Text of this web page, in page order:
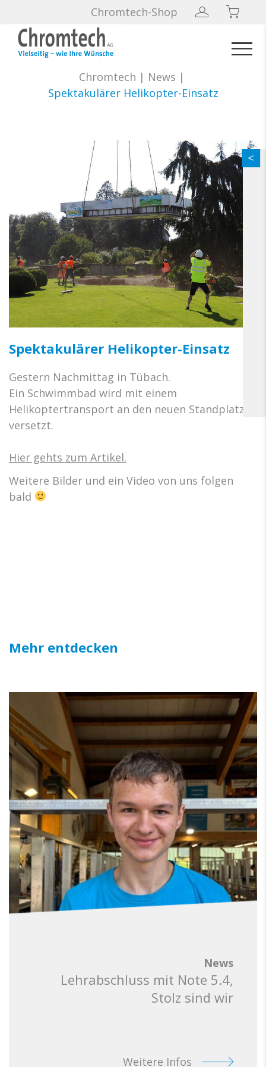
Chromtech-Shop
Chromtech | News |
Spektakulärer Helikopter-Einsatz
Spektakulärer Helikopter-Einsatz
Gestern Nachmittag in Tübach.
Ein Schwimmbad wird mit einem
Helikoptertransport an den neuen Standplatz
versetzt.
Hier gehts zum Artikel.
Weitere Bilder und ein Video von uns folgen
bald
Mehr entdecken
News
Lehrabschluss mit Note 5.4,
Stolz sind wir
Weitere Infos